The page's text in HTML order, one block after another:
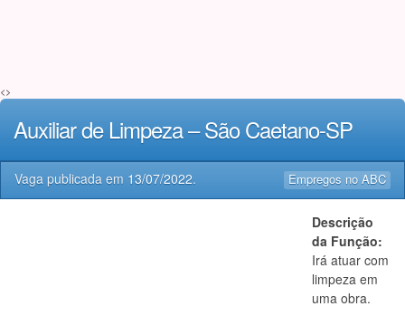
<>
Auxiliar de Limpeza – São Caetano-SP
Empregos no ABC
Vaga publicada em 13/07/2022.
Descrição
da Função:
Irá atuar com
limpeza em
uma obra.